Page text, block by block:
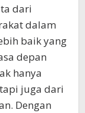
dari
dalam
baik yang
depan
hanya
juga dari
Dengan